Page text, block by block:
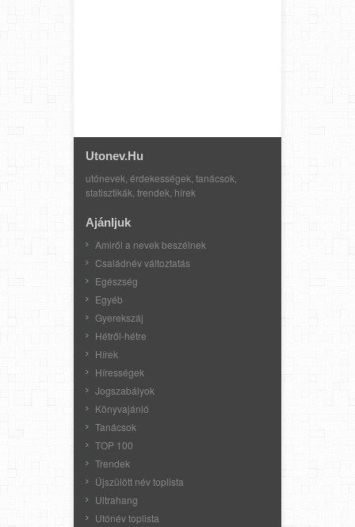
Utonev.hu
utónevek, érdekességek, tanácsok,
statisztikák, trendek, hírek
Ajánljuk
Amiről a nevek beszélnek
Családnév változtatás
Egészség
Egyéb
Gyerekszáj
Hétről-hétre
Hírek
Hírességek
Jogszabályok
Könyvajánló
Tanácsok
TOP 100
Trendek
Újszülött név toplista
Ultrahang
Utónév toplista